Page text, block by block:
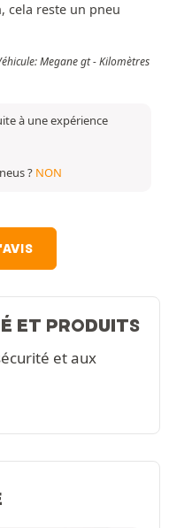
cela reste un pneu
Megane gt - Kilomètres
à une expérience
? NON
ET PRODUITS
et aux